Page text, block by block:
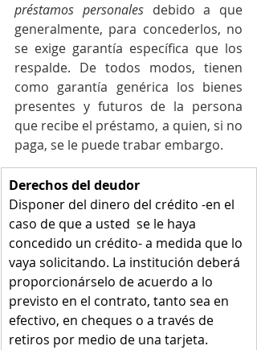
préstamos personales debido a que
generalmente, para concederlos, no
se exige garantía específica que los
respalde. De todos modos, tienen
como garantía genérica los bienes
presentes y futuros de la persona
que recibe el préstamo, a quien, si no
paga, se le puede trabar embargo.
Derechos del deudor
Disponer del dinero del crédito -en el
caso de que a usted  se le haya
concedido un crédito- a medida que lo
vaya solicitando. La institución deberá
proporcionárselo de acuerdo a lo
previsto en el contrato, tanto sea en
efectivo, en cheques o a través de
retiros por medio de una tarjeta.